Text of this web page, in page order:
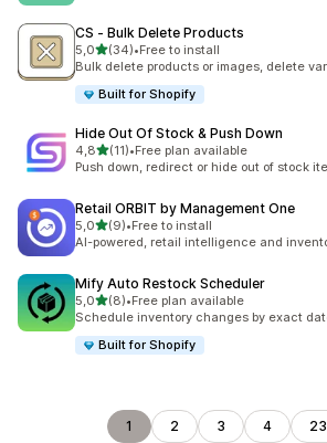
CS ‑ Bulk Delete Products
5,0na 5 gwiazdek
(34)
Łączna liczba recenzji: 34
•Free to install
Bulk delete products or images, delete
Built for Shopify
Hide Out Of Stock & Push Down
4,8na 5 gwiazdek
(11)
Łączna liczba recenzji: 11
•Free plan available
Push down, redirect or hide out of stock
Retail ORBIT by Management One
5,0na 5 gwiazdek
(9)
Łączna liczba recenzji: 9
•Free to install
AI-powered, retail intelligence and
Mify Auto Restock Scheduler
5,0na 5 gwiazdek
(8)
Łączna liczba recenzji: 8
•Free plan available
Schedule inventory changes by exact
Built for Shopify
1 2 3 4 23